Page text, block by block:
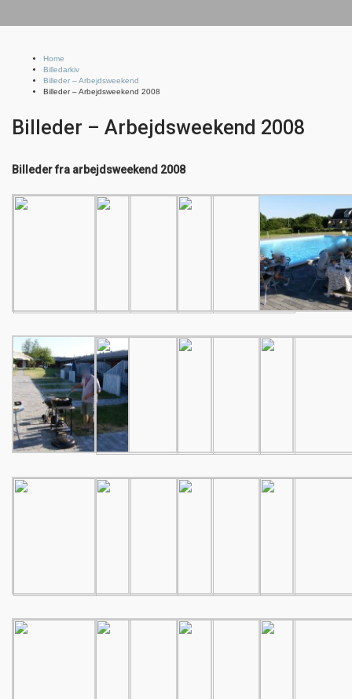
Home
Billedarkiv
Billeder – Arbejdsweekend
Billeder – Arbejdsweekend 2008
Billeder – Arbejdsweekend 2008
Billeder fra arbejdsweekend 2008